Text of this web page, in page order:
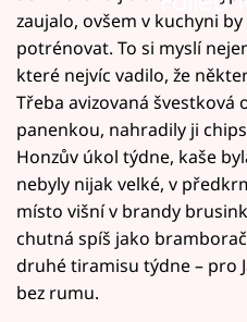
zaujalo, ovšem v kuchyni
potrénovat. To si myslí
které nejvíc vadilo, že
Třeba avizovaná švestková
panenkou, nahradily ji
Honzův úkol týdne, kaše
nebyly nijak velké, v
místo višní v brandy
chutná spíš jako
druhé tiramisu týdne – pro
bez rumu.